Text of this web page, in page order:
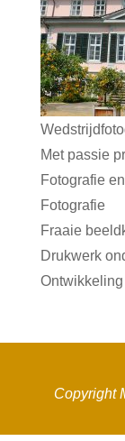
Met passie
Fotografie
Fotografie
Fraaie
Drukwerk
Copyright